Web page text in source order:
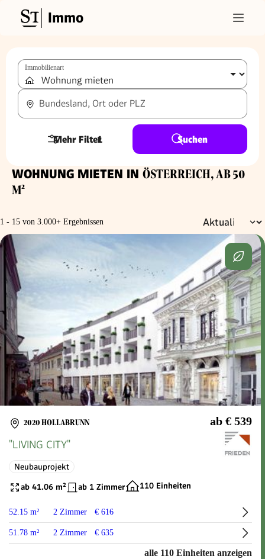
Immo
Immobilienart
Bundesland, Ort oder PLZ
Mehr Filter
1 Suchen
WOHNUNG MIETEN IN ÖSTERREICH, AB 50
M²
1 - 15 von 3.000+ Ergebnissen
2020 HOLLABRUNN ab € 539
"LIVING CITY"
Neubauprojekt
ab 41.06 m² ab 1 Zimmer 110 Einheiten
52.15 m² 2 Zimmer € 616
51.78 m² 2 Zimmer € 635
alle 110 Einheiten anzeigen